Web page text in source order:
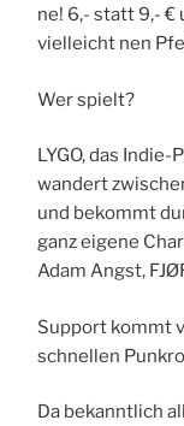
ne! 6,- statt 9,-
vielleicht nen
Wer spielt?
LYGO, das
wandert
und bekommt
ganz eigene
Adam Angst,
Support kommt
schnellen
Da bekanntlich